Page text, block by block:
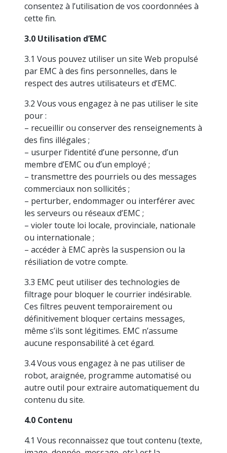
consentez à l’utilisation de vos coordonnées à
cette fin.
3.0 Utilisation d’EMC
3.1 Vous pouvez utiliser un site Web propulsé
par EMC à des fins personnelles, dans le
respect des autres utilisateurs et d’EMC.
3.2 Vous vous engagez à ne pas utiliser le site
pour :
– recueillir ou conserver des renseignements à
des fins illégales ;
– usurper l’identité d’une personne, d’un
membre d’EMC ou d’un employé ;
– transmettre des pourriels ou des messages
commerciaux non sollicités ;
– perturber, endommager ou interférer avec
les serveurs ou réseaux d’EMC ;
– violer toute loi locale, provinciale, nationale
ou internationale ;
– accéder à EMC après la suspension ou la
résiliation de votre compte.
3.3 EMC peut utiliser des technologies de
filtrage pour bloquer le courrier indésirable.
Ces filtres peuvent temporairement ou
définitivement bloquer certains messages,
même s’ils sont légitimes. EMC n’assume
aucune responsabilité à cet égard.
3.4 Vous vous engagez à ne pas utiliser de
robot, araignée, programme automatisé ou
autre outil pour extraire automatiquement du
contenu du site.
4.0 Contenu
4.1 Vous reconnaissez que tout contenu (texte,